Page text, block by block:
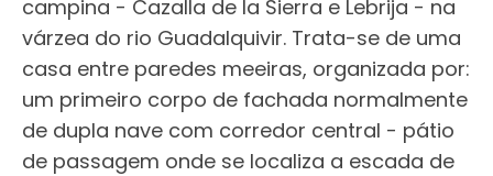
campina - Cazalla de la Sierra e Lebrija - na
várzea do rio Guadalquivir. Trata-se de uma
casa entre paredes meeiras, organizada por:
um primeiro corpo de fachada normalmente
de dupla nave com corredor central - pátio
de passagem onde se localiza a escada de